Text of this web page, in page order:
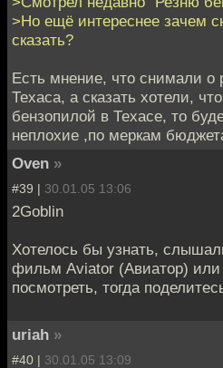
>Но ещё интереснее зачем
сказать?
Есть мнение, что снимали о
Техаса, а сказать хотели,
бензопилой в Техасе, то
неплохие ,по меркам
Oven »
#39 | 30.01.05 13:06
2Goblin
Хотелось бы узнать,
фильм Aviator (Авиатор) или
посмотреть, тогда
uriah »
#40 | 30.01.05 13:09